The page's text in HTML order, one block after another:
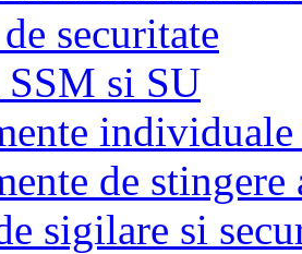
securitate
si SU
de
sigilare si